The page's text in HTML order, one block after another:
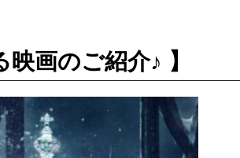
映画のご紹介♪ 】